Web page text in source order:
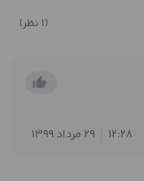
(1 نظر)
thumb_up_alt
12:28
29 مرداد 1399